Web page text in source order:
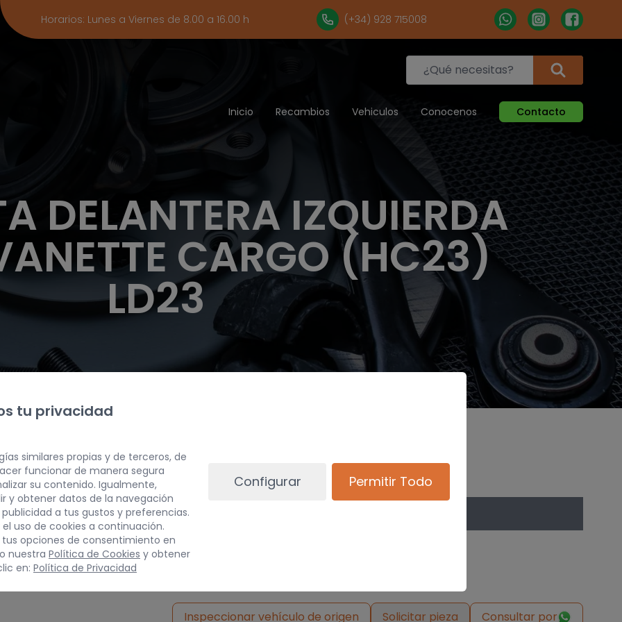
Horarios: Lunes a Viernes de 8.00 a 16.00 h (+34) 928 715008
Inicio Recambios Vehiculos Conocenos Contacto
DELANTERA IZQUIERDA
CARGO (HC23)
LD23
PESO
Inspeccionar vehículo de origen Solicitar pieza Consultar por
tu privacidad
similares propias y de terceros, de
funcionar de manera segura
su contenido. Igualmente,
y obtener datos de la navegación
a tus gustos y preferencias.
uso de cookies a continuación.
opciones de consentimiento en
nuestra Política de Cookies y obtener
en: Política de Privacidad
Configurar Permitir Todo